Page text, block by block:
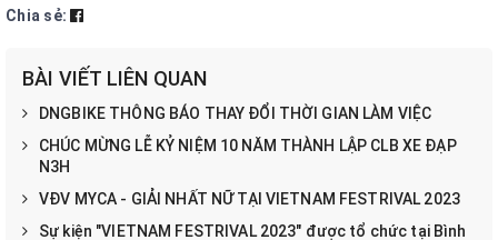
Chia sẻ:
BÀI VIẾT LIÊN QUAN
DNGBIKE THÔNG BÁO THAY ĐỔI THỜI GIAN LÀM VIỆC
CHÚC MỪNG LỄ KỶ NIỆM 10 NĂM THÀNH LẬP CLB XE ĐẠP
N3H
VĐV MYCA - GIẢI NHẤT NỮ TẠI VIETNAM FESTRIVAL 2023
Sự kiện "VIETNAM FESTRIVAL 2023" được tổ chức tại Bình